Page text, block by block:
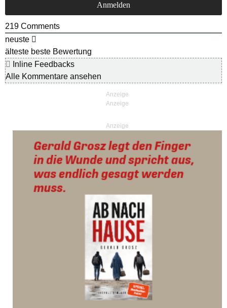
219 Comments
neuste
älteste beste Bewertung
Inline Feedbacks
Alle Kommentare ansehen
Anzeige